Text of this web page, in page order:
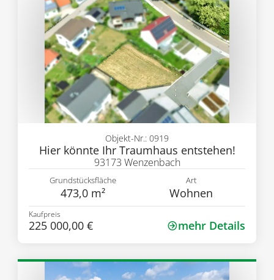
Hier könnte Ihr Traumhaus entstehen!
Objekt-Nr.: 0919
93173 Wenzenbach
Grundstücksfläche
473,0 m²
Art
Wohnen
Kaufpreis
225 000,00 € mehr Details